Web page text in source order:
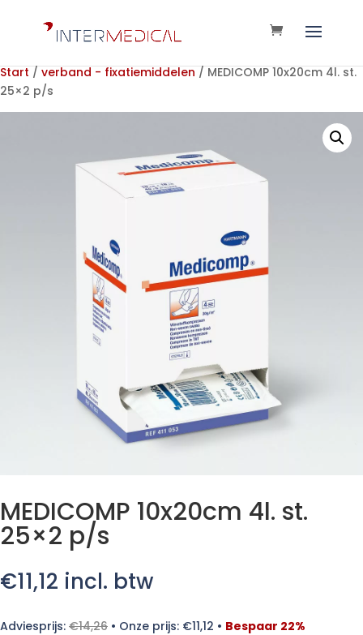
Start / verband - fixatiemiddelen / MEDICOMP 10x20cm 4l. st.
25×2 p/s
MEDICOMP 10x20cm 4l. st.
25×2 p/s
€11,12 incl. btw
Adviesprijs: €14,26 • Onze prijs: €11,12 • Bespaar 22%